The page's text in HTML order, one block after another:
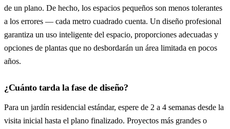
de un plano. De hecho, los espacios pequeños son menos tolerantes
a los errores — cada metro cuadrado cuenta. Un diseño profesional
garantiza un uso inteligente del espacio, proporciones adecuadas y
opciones de plantas que no desbordarán un área limitada en pocos
años.
¿Cuánto tarda la fase de diseño?
Para un jardín residencial estándar, espere de 2 a 4 semanas desde la
visita inicial hasta el plano finalizado. Proyectos más grandes o